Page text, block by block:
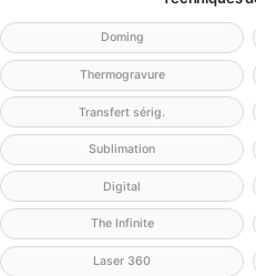
Doming
Thermogravure
Transfert sérig.
Sublimation
Digital
The Infinite
Laser 360